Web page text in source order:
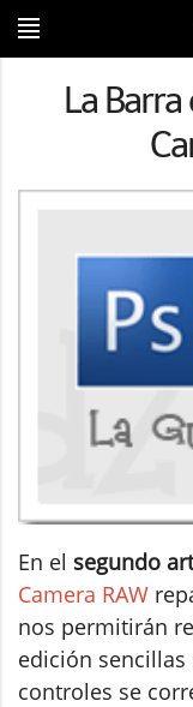
La
En el segundo
Camera RAW
nos permitirán
edición
controles se